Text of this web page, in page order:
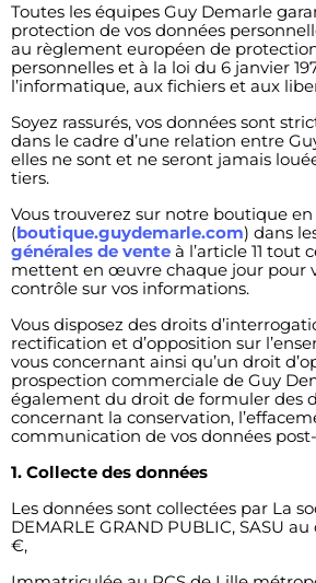
Toutes les équipes Guy Demarle
protection de vos données
au règlement européen de
personnelles et à la loi du 6 janvier
l’informatique, aux fichiers et aux
Soyez rassurés, vos données sont
dans le cadre d’une relation entre
elles ne sont et ne seront jamais
tiers.
Vous trouverez sur notre boutique
(boutique.guydemarle.com) dans
générales de vente à l’article 11 tout
mettent en œuvre chaque jour pour
contrôle sur vos informations.
Vous disposez des droits
rectification et d’opposition sur
vous concernant ainsi qu’un droit
prospection commerciale de Guy
également du droit de formuler des
concernant la conservation,
communication de vos données
1. Collecte des données
Les données sont collectées par La
DEMARLE GRAND PUBLIC, SASU
€,